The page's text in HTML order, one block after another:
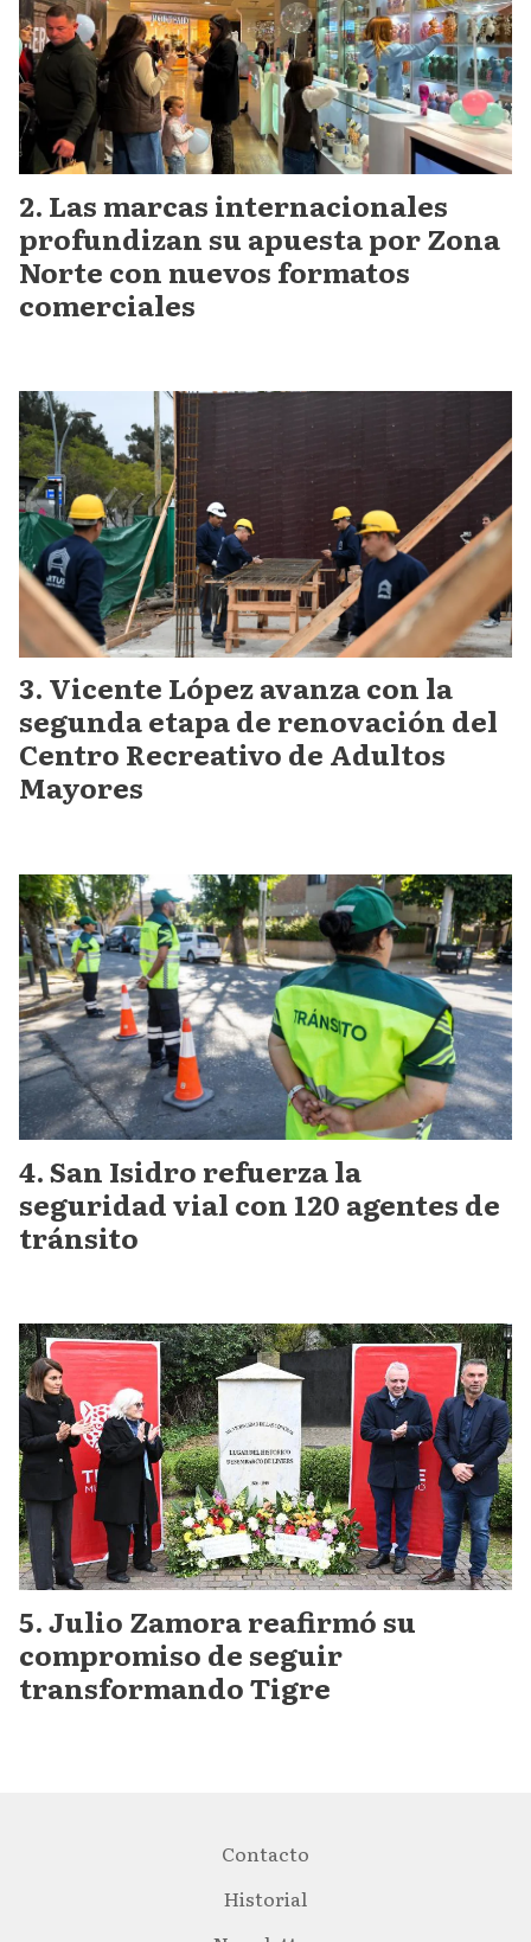
Las marcas internacionales
profundizan su apuesta por Zona
Norte con nuevos formatos
comerciales
Vicente López avanza con la
segunda etapa de renovación del
Centro Recreativo de Adultos
Mayores
San Isidro refuerza la
seguridad vial con 120 agentes de
tránsito
Julio Zamora reafirmó su
compromiso de seguir
transformando Tigre
Contacto
Historial